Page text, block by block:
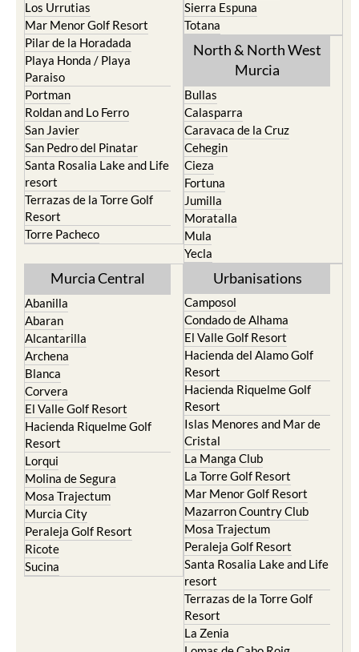
Los Urrutias
Mar Menor Golf Resort
Pilar de la Horadada
Playa Honda / Playa
Paraiso
Portman
Roldan and Lo Ferro
San Javier
San Pedro del Pinatar
Santa Rosalia Lake and Life
resort
Terrazas de la Torre Golf
Resort
Torre Pacheco
Sierra Espuna
Totana
North & North West
Murcia
Bullas
Calasparra
Caravaca de la Cruz
Cehegin
Cieza
Fortuna
Jumilla
Moratalla
Mula
Yecla
Murcia Central
Abanilla
Abaran
Alcantarilla
Archena
Blanca
Corvera
El Valle Golf Resort
Hacienda Riquelme Golf
Resort
Lorqui
Molina de Segura
Mosa Trajectum
Murcia City
Peraleja Golf Resort
Ricote
Sucina
Urbanisations
Camposol
Condado de Alhama
El Valle Golf Resort
Hacienda del Alamo Golf
Resort
Hacienda Riquelme Golf
Resort
Islas Menores and Mar de
Cristal
La Manga Club
La Torre Golf Resort
Mar Menor Golf Resort
Mazarron Country Club
Mosa Trajectum
Peraleja Golf Resort
Santa Rosalia Lake and Life
resort
Terrazas de la Torre Golf
Resort
La Zenia